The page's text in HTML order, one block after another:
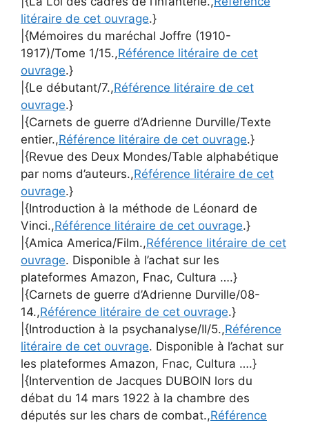
litéraire de cet ouvrage.}
|{Mémoires du maréchal Joffre (1910-
1917)/Tome 1/15.,Référence litéraire de cet
ouvrage.}
|{Le débutant/7.,Référence litéraire de cet
ouvrage.}
|{Carnets de guerre d’Adrienne Durville/Texte
entier.,Référence litéraire de cet ouvrage.}
|{Revue des Deux Mondes/Table alphabétique
par noms d’auteurs.,Référence litéraire de cet
ouvrage.}
|{Introduction à la méthode de Léonard de
Vinci.,Référence litéraire de cet ouvrage.}
|{Amica America/Film.,Référence litéraire de cet
ouvrage. Disponible à l’achat sur les
plateformes Amazon, Fnac, Cultura ….}
|{Carnets de guerre d’Adrienne Durville/08-
14.,Référence litéraire de cet ouvrage.}
|{Introduction à la psychanalyse/II/5.,Référence
litéraire de cet ouvrage. Disponible à l’achat sur
les plateformes Amazon, Fnac, Cultura ….}
|{Intervention de Jacques DUBOIN lors du
débat du 14 mars 1922 à la chambre des
députés sur les chars de combat.,Référence